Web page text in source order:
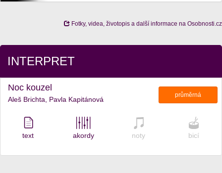
Fotky, videa, životopis a další informace na Osobnosti.cz
INTERPRET
Noc kouzel
Aleš Brichta, Pavla Kapitánová
průměrná
text akordy noty bicí